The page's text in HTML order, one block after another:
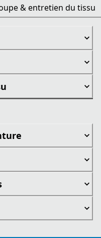
& entretien du tissu